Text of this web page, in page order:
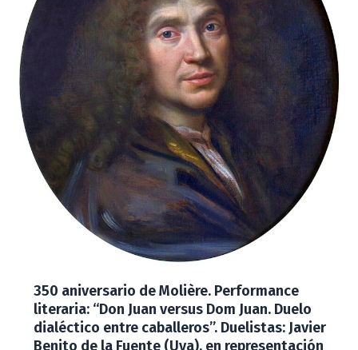
350 aniversario de Molière. Performance
literaria: “Don Juan versus Dom Juan. Duelo
dialéctico entre caballeros”. Duelistas: Javier
Benito de la Fuente (Uva), en representación